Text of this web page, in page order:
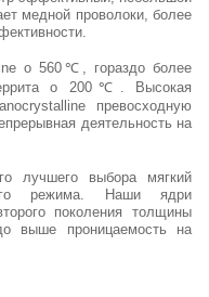
медной проволоки, более
о 560℃, гораздо более
о 200℃. Высокая
превосходную
деятельность на
лучшего выбора мягкий
режима. Наши ядри
поколения толщины
выше проницаемость на